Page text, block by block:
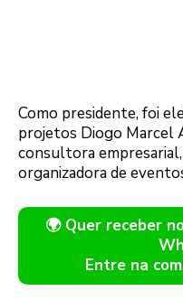
Como presidente, foi
projetos Diogo Marcel
consultora
organizadora de
🌍 Quer receber
Entre na